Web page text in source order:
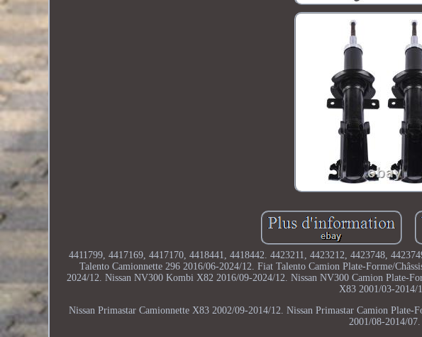
4411799, 4417169, 4417170, 4418441, 4418442. 4423211, 4423212, 4423748,
Talento Camionnette 296 2016/06-2024/12. Fiat Talento Camion Plate-Forme/
2024/12. Nissan NV300 Kombi X82 2016/09-2024/12. Nissan NV300 Camion Plate-
X83 2001/03-2014/
Nissan Primastar Camionnette X83 2002/09-2014/12. Nissan Primastar Camion
2001/08-2014/07.